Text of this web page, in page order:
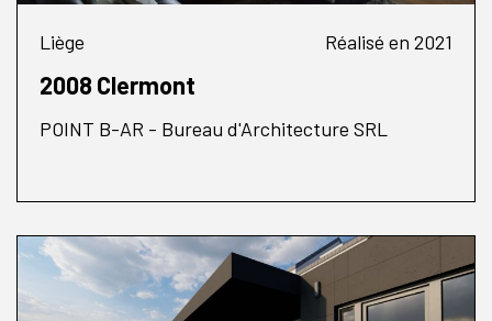
Liège Réalisé en 2021
2008 Clermont
POINT B-AR - Bureau d'Architecture SRL